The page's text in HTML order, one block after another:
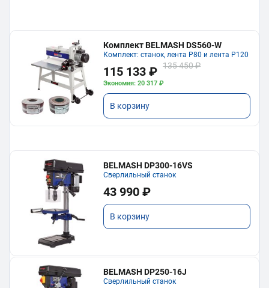
Комплект BELMASH DS560-W
Комплект: станок, лента P80 и лента P120
115 133 ₽ 135 450 ₽
Экономия: 20 317 ₽
В корзину
BELMASH DP300-16VS
Сверлильный станок
43 990 ₽
В корзину
BELMASH DP250-16J
Сверлильный станок